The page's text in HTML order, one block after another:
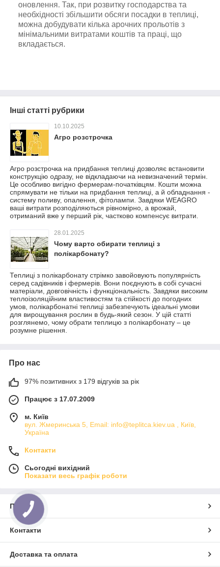
оновлення. Так, при розвитку господарства та
необхідності збільшити обсяги посадки в теплиці,
можна добудувати кілька арочних прольотів з
мінімальними витратами коштів та праці, що
вкладається.
Інші статті рубрики
10.10.2025
Агро розстрочка
Агро розстрочка на придбання теплиці дозволяє встановити
конструкцію одразу, не відкладаючи на невизначений термін.
Це особливо вигідно фермерам-початківцям. Кошти можна
спрямувати не тільки на придбання теплиці, а й обладнання -
систему поливу, опалення, фітолампи. Завдяки WEAGRO
ваші витрати розподіляються рівномірно, а врожай,
отриманий вже у перший рік, частково компенсує витрати.
28.01.2025
Чому варто обирати теплиці з
полікарбонату?
Теплиці з полікарбонату стрімко завойовують популярність
серед садівників і фермерів. Вони поєднують в собі сучасні
матеріали, довговічність і функціональність. Завдяки високим
теплоізоляційним властивостям та стійкості до погодних
умов, полікарбонатні теплиці забезпечують ідеальні умови
для вирощування рослин в будь-який сезон. У цій статті
розглянемо, чому обрати теплицю з полікарбонату – це
розумне рішення.
Про нас
97% позитивних з 179 відгуків за рік
Працює з 17.07.2009
м. Київ
вул. Жмеринська 5, Email: info@teplitca.kiev.ua , Київ,
Україна
Контакти
Сьогодні вихідний
Показати весь графік роботи
Про нас
Контакти
Доставка та оплата